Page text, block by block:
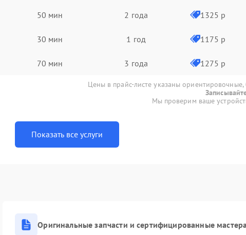
50 мин 2 года 1325 р
30 мин 1 год 1175 р
70 мин 3 года 1275 р
Цены в прайс-листе указаны ориентировочные,
Мы проверим ваше
Показать все услуги
Оригинальные запчасти и сертифицированные мастера